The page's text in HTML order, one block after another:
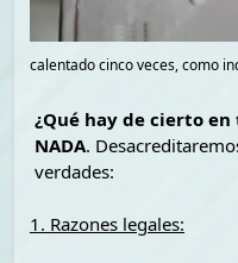
calentado cinco veces, como
¿Qué hay de cierto en
NADA.
verdades:
1. Razones legales: